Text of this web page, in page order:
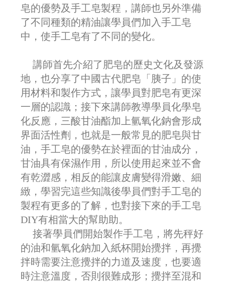
皂的優勢及手工皂製程，講師也另外準備
了不同種類的精油讓學員們加入手工皂
中，使手工皂有了不同的變化。
講師首先介紹了肥皂的歷史文化及發源
地，也分享了中國古代肥皂「胰子」的使
用材料和製作方式，讓學員對肥皂有更深
一層的認識；接下來講師教導學員化學皂
化反應，三酸甘油酯加上氫氧化鈉會形成
界面活性劑，也就是一般常見的肥皂與甘
油，手工皂的優勢在於裡面的甘油成分，
甘油具有保濕作用，所以使用起來並不會
有乾澀感，相反的能讓皮膚變得滑嫩、細
緻，學習完這些知識後學員們對手工皂的
製程有更多的了解，也對接下來的手工皂
DIY有相當大的幫助助。
接著學員們開始製作手工皂，將先秤好
的油和氫氧化鈉加入紙杯開始攪拌，再攪
拌時需要注意攪拌的力道及速度，也要適
時注意溫度，否則很難成形；攪拌至混和